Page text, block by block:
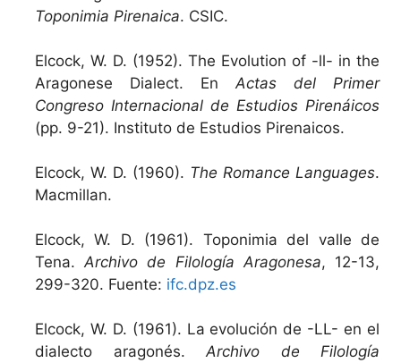
Toponimia Pirenaica. CSIC.
Elcock, W. D. (1952). The Evolution of -ll- in the
Aragonese Dialect. En Actas del Primer
Congreso Internacional de Estudios Pirenáicos
(pp. 9-21). Instituto de Estudios Pirenaicos.
Elcock, W. D. (1960). The Romance Languages.
Macmillan.
Elcock, W. D. (1961). Toponimia del valle de
Tena.Archivo de Filología Aragonesa, 12-13,
299-320. Fuente: ifc.dpz.es
Elcock, W. D. (1961). La evolución de -LL- en el
dialecto aragonés. Archivo de Filología